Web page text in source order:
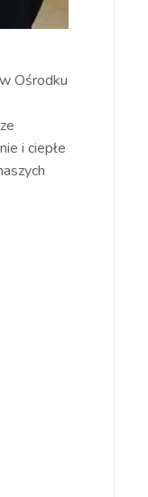
Ośrodku
i ciepłe